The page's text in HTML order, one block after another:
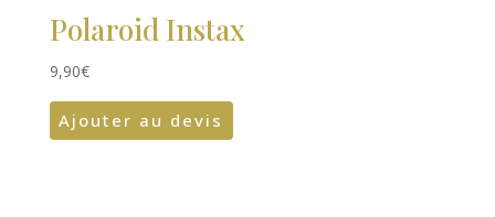
Polaroid Instax
9,90€
Ajouter au devis